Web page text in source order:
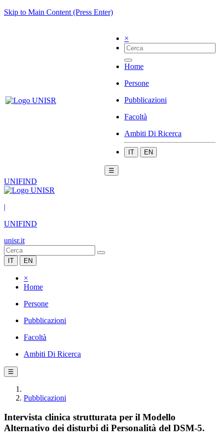
Skip to Main Content (Press Enter)
×
Home
Persone
Pubblicazioni
Facoltà
Ambiti Di Ricerca
IT EN
☰
UNIFIND
|
UNIFIND
unisr.it
IT EN
×
Home
Persone
Pubblicazioni
Facoltà
Ambiti Di Ricerca
☰
Pubblicazioni
Intervista clinica strutturata per il Modello
Alternativo dei disturbi di Personalità del DSM-5.